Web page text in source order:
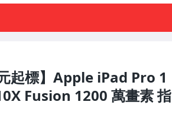
起標】Apple iPad Pro 1
Fusion 1200 萬畫素 指